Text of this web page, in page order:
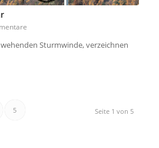
Sturmwinde, verzeichnen
Seite 1 von 5
5